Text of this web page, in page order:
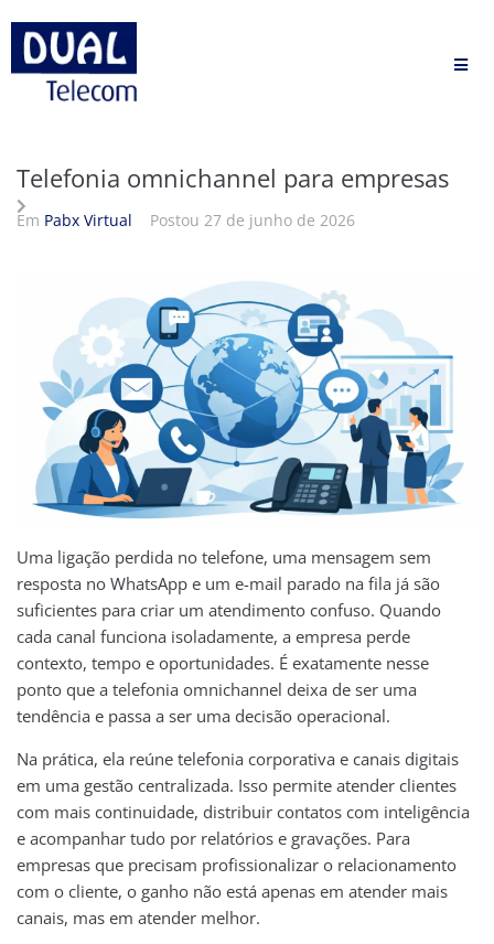
Telefonia omnichannel para empresas
Em Pabx Virtual Postou 27 de junho de 2026
Uma ligação perdida no telefone, uma mensagem sem
resposta no WhatsApp e um e-mail parado na fila já são
suficientes para criar um atendimento confuso. Quando
cada canal funciona isoladamente, a empresa perde
contexto, tempo e oportunidades. É exatamente nesse
ponto que a telefonia omnichannel deixa de ser uma
tendência e passa a ser uma decisão operacional.
Na prática, ela reúne telefonia corporativa e canais digitais
em uma gestão centralizada. Isso permite atender clientes
com mais continuidade, distribuir contatos com inteligência
e acompanhar tudo por relatórios e gravações. Para
empresas que precisam profissionalizar o relacionamento
com o cliente, o ganho não está apenas em atender mais
canais, mas em atender melhor.